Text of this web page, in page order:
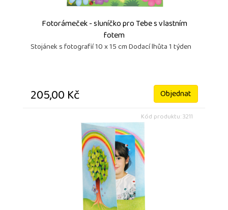
Fotorámeček - sluníčko pro Tebe s vlastním
fotem
Stojánek s fotografií 10 x 15 cm Dodací lhůta 1 týden
205,00 Kč Objednat
Kód produktu: 3211